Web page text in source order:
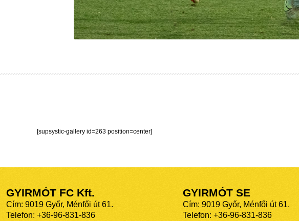
[supsystic-gallery id=263 position=center]
GYIRMÓT FC Kft.
Cím: 9019 Győr, Ménfői út 61.
Telefon: +36-96-831-836
GYIRMÓT SE
Cím: 9019 Győr, Ménfői út 61.
Telefon: +36-96-831-836